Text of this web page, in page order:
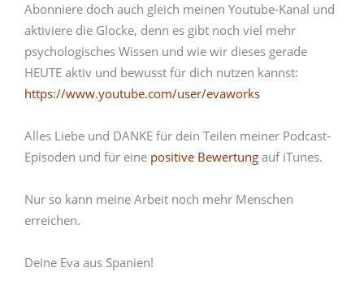
Abonniere doch auch gleich meinen Youtube-Kanal und
aktiviere die Glocke, denn es gibt noch viel mehr
psychologisches Wissen und wie wir dieses gerade
HEUTE aktiv und bewusst für dich nutzen kannst:
https://www.youtube.com/user/evaworks
Alles Liebe und DANKE für dein Teilen meiner Podcast-
Episoden und für eine positive Bewertung auf iTunes.
Nur so kann meine Arbeit noch mehr Menschen
erreichen.
Deine Eva aus Spanien!